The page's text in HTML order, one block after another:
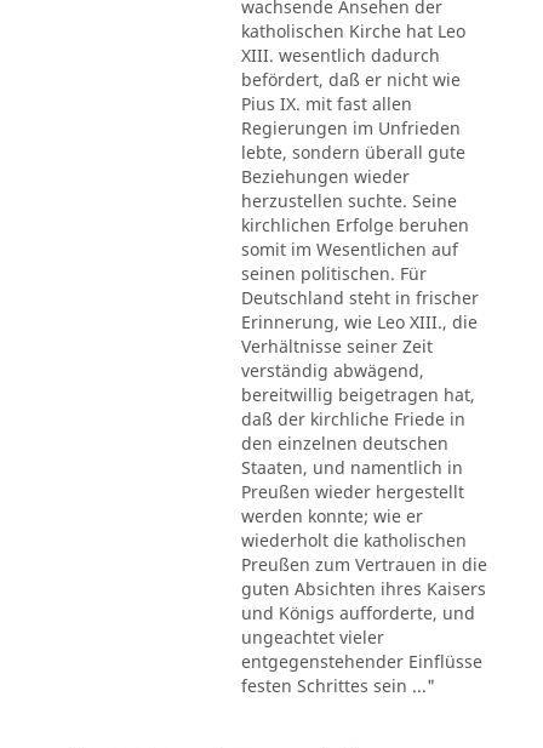
wachsende Ansehen der
katholischen Kirche hat Leo
XIII. wesentlich dadurch
befördert, daß er nicht wie
Pius IX. mit fast allen
Regierungen im Unfrieden
lebte, sondern überall gute
Beziehungen wieder
herzustellen suchte. Seine
kirchlichen Erfolge beruhen
somit im Wesentlichen auf
seinen politischen. Für
Deutschland steht in frischer
Erinnerung, wie Leo XIII., die
Verhältnisse seiner Zeit
verständig abwägend,
bereitwillig beigetragen hat,
daß der kirchliche Friede in
den einzelnen deutschen
Staaten, und namentlich in
Preußen wieder hergestellt
werden konnte; wie er
wiederholt die katholischen
Preußen zum Vertrauen in die
guten Absichten ihres Kaisers
und Königs aufforderte, und
ungeachtet vieler
entgegenstehender Einflüsse
festen Schrittes sein ..."